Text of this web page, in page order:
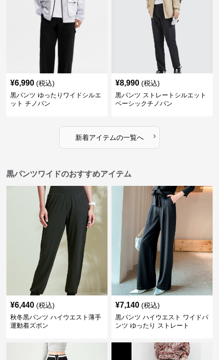
¥6,990 (税込)
黒パンツ ゆったりワイドシルエ
ット チノパン
¥8,990 (税込)
黒パンツ ストレートシルエット
ベーシックチノパン
新着アイテムの一覧へ ›
黒パンツワイドのおすすめアイテム
¥6,440 (税込)
秋冬黒パンツ ハイウエスト薄手
運動着ズボン
¥7,140 (税込)
黒パンツ ハイウエスト ワイドパ
ンツ ゆったり ストレート